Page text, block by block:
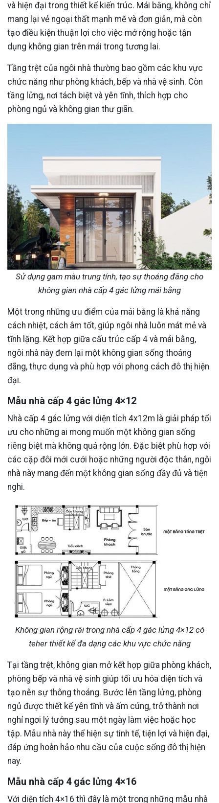
và hiện đại trong thiết kế kiến trúc. Mái bằng, không chỉ
mang lại vẻ ngoại thất mạnh mẽ và đơn giản, mà còn
tạo điều kiện thuận lợi cho việc mở rộng hoặc tận
dụng không gian trên mái trong tương lai.
Tầng trệt của ngôi nhà thường bao gồm các khu vực
chức năng như phòng khách, bếp và nhà vệ sinh. Còn
tầng lửng, nơi tách biệt và yên tĩnh, thích hợp cho
phòng ngủ và không gian thư giãn.
Sử dụng gam màu trung tính, tạo sự thoáng đãng cho
không gian nhà cấp 4 gác lửng mái bằng
Một trong những ưu điểm của mái bằng là khả năng
cách nhiệt, cách âm tốt, giúp ngôi nhà luôn mát mẻ và
tĩnh lặng. Kết hợp giữa cấu trúc cấp 4 và mái bằng,
ngôi nhà này đem lại một không gian sống thoáng
đãng, thực dụng và phù hợp với phong cách đô thị hiện
đại.
Mẫu nhà cấp 4 gác lửng 4×12
Nhà cấp 4 gác lửng với diện tích 4x12m là giải pháp tối
ưu cho những ai mong muốn một không gian sống
riêng biệt mà không quá rộng lớn. Đặc biệt phù hợp với
các cặp đôi mới cưới hoặc những người độc thân, ngôi
nhà này mang đến một không gian sống đầy đủ và tiện
nghi.
Không gian rộng rãi trong nhà cấp 4 gác lửng 4×12 có
teher thiết kế đa dạng các khu vực chức năng
Tại tầng trệt, không gian mở kết hợp giữa phòng khách,
phòng bếp và nhà vệ sinh giúp tối ưu hóa diện tích và
tạo nên sự thông thoáng. Bước lên tầng lửng, phòng
ngủ được thiết kế yên tĩnh và ấm cúng, trở thành nơi
nghỉ ngơi lý tưởng sau một ngày làm việc hoặc học
tập. Mẫu nhà này thể hiện sự tinh tế, tiện lợi và hiện đại,
đáp ứng hoàn hảo nhu cầu của cuộc sống đô thị hiện
nay.
Mẫu nhà cấp 4 gác lửng 4×16
Với diện tích 4×16 thì đây là một trong những mẫu nhà